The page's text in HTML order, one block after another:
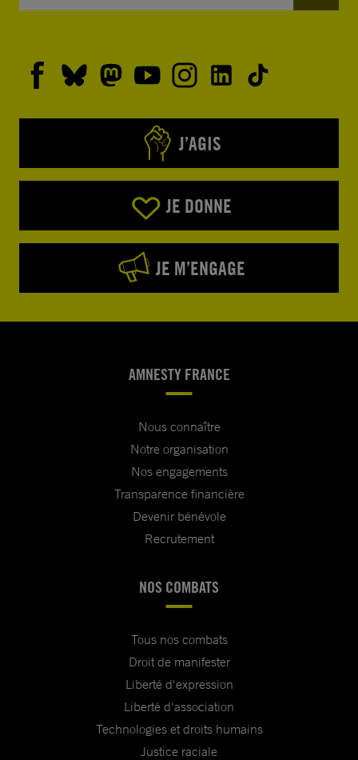
J’AGIS
JE DONNE
JE M’ENGAGE
AMNESTY FRANCE
Nous connaître
Notre organisation
Nos engagements
Transparence financière
Devenir bénévole
Recrutement
NOS COMBATS
Tous nos combats
Droit de manifester
Liberté d'expression
Liberté d'association
Technologies et droits humains
Justice raciale